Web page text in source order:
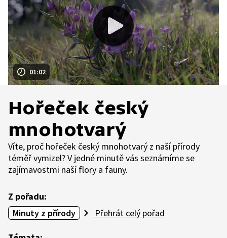
01:02
Hořeček český
mnohotvarý
Víte, proč hořeček český mnohotvarý z naší přírody
téměř vymizel? V jedné minutě vás seznámíme se
zajímavostmi naší flory a fauny.
Z pořadu:
Minuty z přírody
Přehrát celý pořad